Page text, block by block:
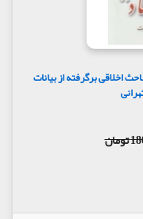
ها و مباحث اخلاقی برگرفته از بیانات